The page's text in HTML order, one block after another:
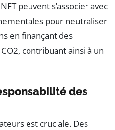
peuvent s’associer avec
pour neutraliser
en finançant des
contribuant ainsi à un
des
est cruciale. Des